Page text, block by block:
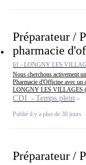
Préparateur /
pharmacie
61 - LONGNY LES
Nous cherchons activement
Pharmacie d'Officine avec un
LONGNY LES VILLAGES
CDI - Temps plein
Publié il y a plus de 30 jours
Préparateur /